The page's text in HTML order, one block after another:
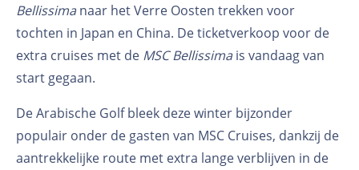
Bellissimanaar het Verre Oosten trekken voor
tochten in Japan en China. De ticketverkoop voor de
extra cruises met de MSC Bellissimais vandaag van
start gegaan.
De Arabische Golf bleek deze winter bijzonder
populair onder de gasten van MSC Cruises, dankzij de
aantrekkelijke route met extra lange verblijven in de